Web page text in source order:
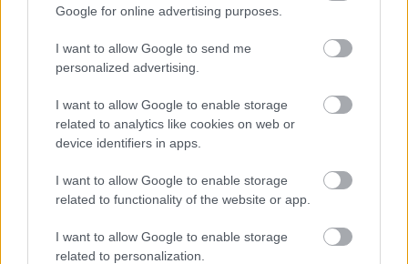
Google for online advertising purposes.
I want to allow Google to send me
personalized advertising.
I want to allow Google to enable storage
related to analytics like cookies on web or
device identifiers in apps.
I want to allow Google to enable storage
related to functionality of the website or app.
I want to allow Google to enable storage
related to personalization.
A BAROKK ÖSSZES ÁRNYALATA ÉS MÉG EGY SOR
KIVÁLÓ PROGRAM VÁR MINDENKIT EZEN A HÉTVÉGÉN
GYŐRBEN
Középpontban a hagyományőrzés, de lesz Pogány Induló és
Majka koncert, jóga szeánsz, “borhajózás” és egy csomó minden
Szólj hozzá!